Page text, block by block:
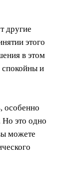
другие
этого
в этом
спокойны и
особенно
Но это одно
можете